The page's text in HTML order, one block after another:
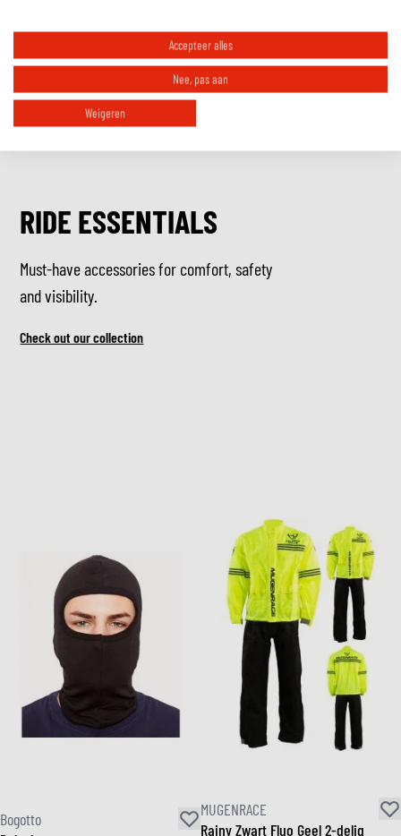
RIDE ESSENTIALS
Must-have accessories for comfort, safety
and visibility.
Check out our collection
Bogotto
MUGENRACE
Rainy Zwart Fluo Geel 2-delig
Accepteer alles
Nee, pas aan
Weigeren